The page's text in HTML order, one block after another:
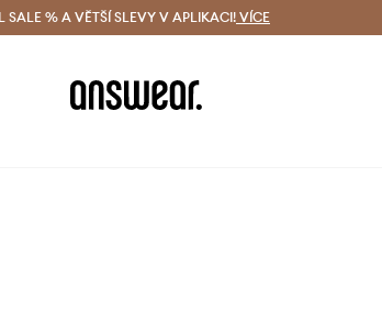
Kč) Doručení i do 24 h
SALE % A VĚTŠÍ SLEVY V APLIKACI! VÍCE